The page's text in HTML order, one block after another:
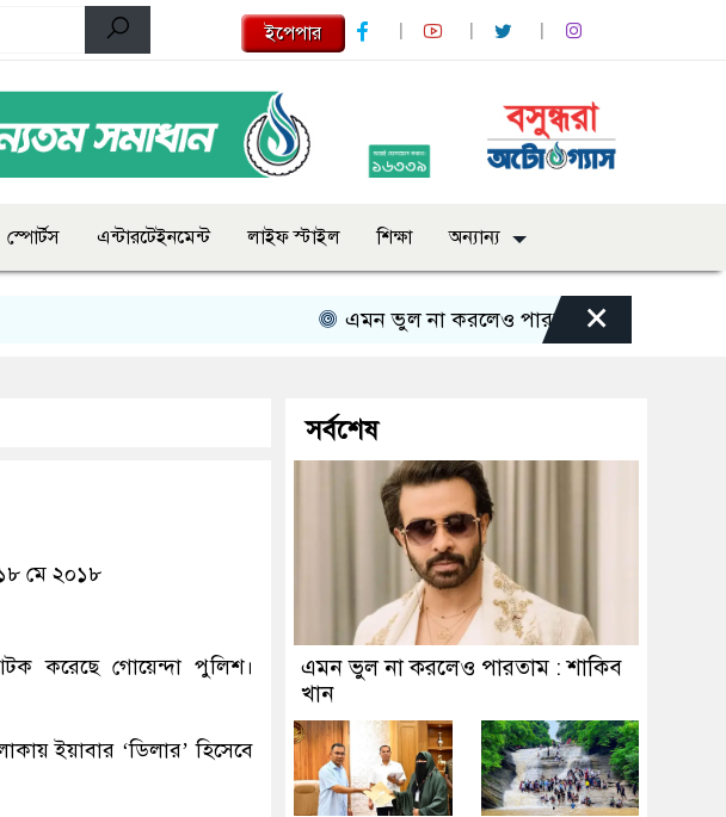
ইপেপার
স্পোর্টস এন্টারটেইনমেন্ট লাইফ স্টাইল শিক্ষা অন্যান্য
এমন ভুল না করলেও পারতাম : শাকিব খান
×
মে ২০১৮
করেছে গোয়েন্দা পুলিশ।
ইয়াবার ‘ডিলার’ হিসেবে
সর্বশেষ
এমন ভুল না করলেও পারতাম : শাকিব
খান